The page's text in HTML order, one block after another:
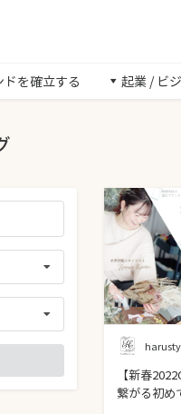
ドを確立する 起業 / ビ
【新春
繋がる初め